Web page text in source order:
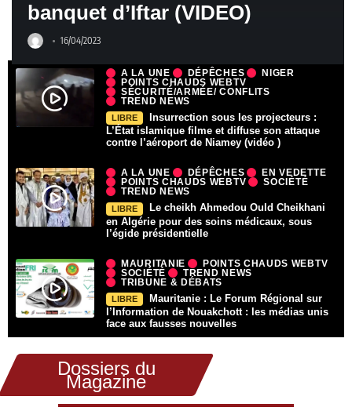
banquet d’Iftar (VIDEO)
16/04/2023
A LA UNE DÉPÊCHES
NIGER
POINTS CHAUDS WEBTV
SÉCURITÉ/ARMÉE/ CONFLITS
TREND NEWS
LIBRE
Insurrection sous les projecteurs :
L’État islamique filme et diffuse son attaque
contre l’aéroport de Niamey (vidéo )
A LA UNE DÉPÊCHES
EN VEDETTE
POINTS CHAUDS WEBTV
SOCIÉTÉ
TREND NEWS
LIBRE
Le cheikh Ahmedou Ould Cheikhani
en Algérie pour des soins médicaux, sous
l’égide présidentielle
MAURITANIE
POINTS CHAUDS WEBTV
SOCIÉTÉ
TREND NEWS
TRIBUNE & DÉBATS
LIBRE
Mauritanie : Le Forum Régional sur
l’Information de Nouakchott : les médias unis
face aux fausses nouvelles
Dossiers du
Magazine